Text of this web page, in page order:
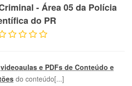
- Área 05 da Polícia
do PR
videoaulas e PDFs de Conteúdo e
do conteúdo[...]